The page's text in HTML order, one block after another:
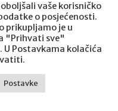
Hrvatske
Hrvatske / Goran
pridržana.
vaše korisničko
o posjećenosti.
prikupljamo je u
"Prihvati sve"
Postavkama kolačića
Postavke